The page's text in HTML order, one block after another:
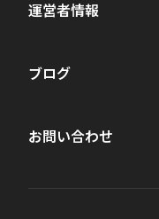
運営者情報
ブログ
お問い合わせ